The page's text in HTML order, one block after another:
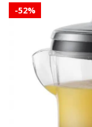
-52%